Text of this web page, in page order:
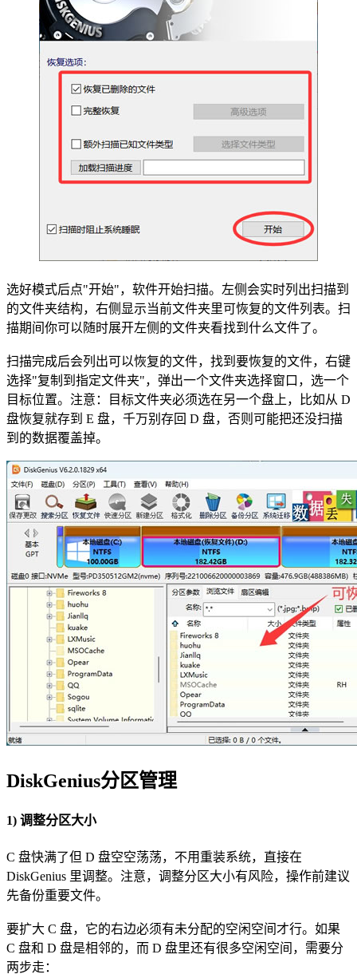
选好模式后点"开始"，软件开始扫描。左侧会实时列出扫描到
的文件夹结构，右侧显示当前文件夹里可恢复的文件列表。扫
描期间你可以随时展开左侧的文件夹看找到什么文件了。
扫描完成后会列出可以恢复的文件，找到要恢复的文件，右键
选择"复制到指定文件夹"，弹出一个文件夹选择窗口，选一个
目标位置。注意：目标文件夹必须选在另一个盘上，比如从 D
盘恢复就存到 E 盘，千万别存回 D 盘，否则可能把还没扫描
到的数据覆盖掉。
DiskGenius分区管理
1) 调整分区大小
C 盘快满了但 D 盘空空荡荡，不用重装系统，直接在
DiskGenius 里调整。注意，调整分区大小有风险，操作前建议
先备份重要文件。
要扩大 C 盘，它的右边必须有未分配的空闲空间才行。如果
C 盘和 D 盘是相邻的，而 D 盘里还有很多空闲空间，需要分
两步走：